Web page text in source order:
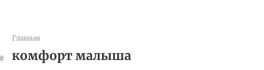
Главная
комфорт малыша